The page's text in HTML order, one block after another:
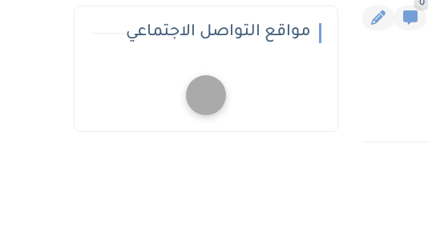
0
مواقع التواصل الاجتماعي